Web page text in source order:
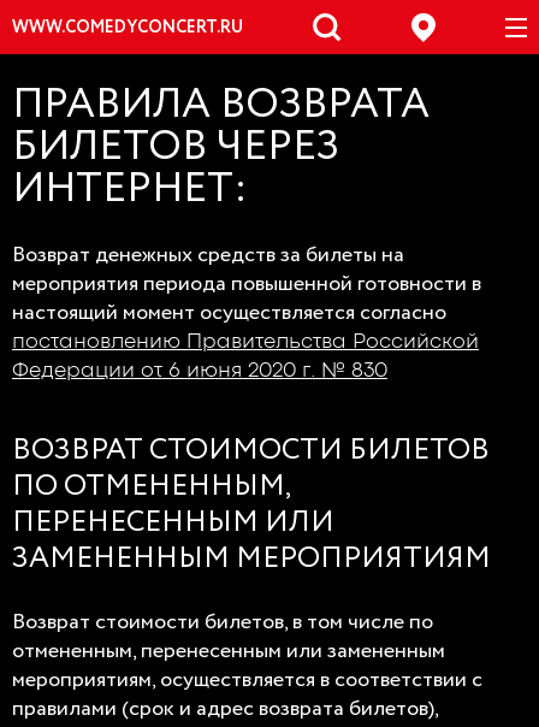
WWW.COMEDYCONCERT.RU
ПРАВИЛА ВОЗВРАТА
БИЛЕТОВ ЧЕРЕЗ
ИНТЕРНЕТ:
Возврат денежных средств за билеты на
мероприятия периода повышенной готовности в
настоящий момент осуществляется согласно
постановлению Правительства Российской
Федерации от 6 июня 2020 г. № 830
ВОЗВРАТ СТОИМОСТИ БИЛЕТОВ
ПО ОТМЕНЕННЫМ,
ПЕРЕНЕСЕННЫМ ИЛИ
ЗАМЕНЕННЫМ МЕРОПРИЯТИЯМ
Возврат стоимости билетов, в том числе по
отмененным, перенесенным или замененным
мероприятиям, осуществляется в соответствии с
правилами (срок и адрес возврата билетов),